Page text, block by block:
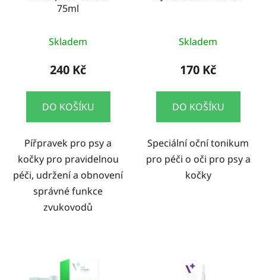
75ml
Skladem
240 Kč
DO KOŠÍKU
Pířpravek pro psy a
kočky pro pravidelnou
péči, udržení a obnovení
správné funkce
zvukovodů
Skladem
170 Kč
DO KOŠÍKU
Speciální oční tonikum
pro péči o oči pro psy a
kočky